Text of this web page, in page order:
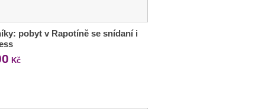
pobyt v Rapotíně se snídaní i
Kč